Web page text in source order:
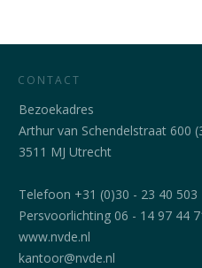
CONTACT
Bezoekadres
Arthur van Schendelstraat 600
3511 MJ Utrecht
Telefoon +31 (0)30 - 23 40 503
Persvoorlichting 06 - 14 97 44
www.nvde.nl
kantoor@nvde.nl